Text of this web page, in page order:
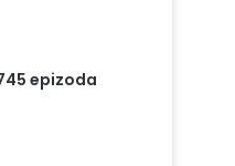
epizoda